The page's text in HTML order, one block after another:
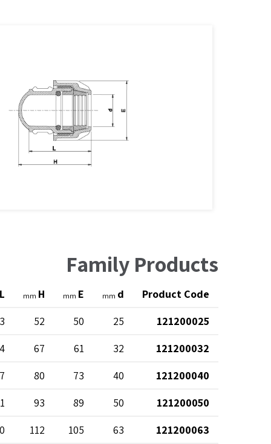
Family Products
Product Code
d
mm
E
mm
H
mm
L
121200025
25
50
52
121200032
32
61
67
121200040
40
73
80
121200050
50
89
93
121200063
63
105
112